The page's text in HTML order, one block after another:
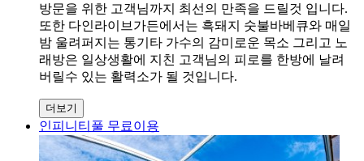
방문을 위한 고객님까지 최선의 만족을 드릴것 입니다.
또한 다인라이브가든에서는 흑돼지 숫불바베큐와 매일
밤 울려퍼지는 통기타 가수의 감미로운 목소 그리고 노
래방은 일상생활에 지친 고객님의 피로를 한방에 날려
버릴수 있는 활력소가 될 것입니다.
더보기
인피니티풀 무료이용